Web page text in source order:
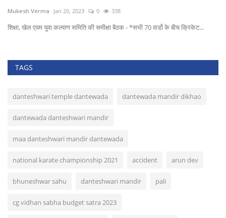
Mukesh Verma Jan 20, 2023 0 338
शिक्षा, खेल एवम युवा कल्याण समिति की समीक्षा बैठक - *सभी 70 वार्डो के बीच क्रिकेट...
TAGS
danteshwari temple dantewada dantewada mandir dikhao
dantewada danteshwari mandir
maa danteshwari mandir dantewada
national karate championship 2021 accident arun dev
bhuneshwar sahu danteshwari mandir pali
cg vidhan sabha budget satra 2023